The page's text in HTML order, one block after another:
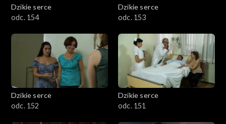
Dzikie serce
odc. 154
Dzikie serce
odc. 153
Dzikie serce
odc. 152
Dzikie serce
odc. 151